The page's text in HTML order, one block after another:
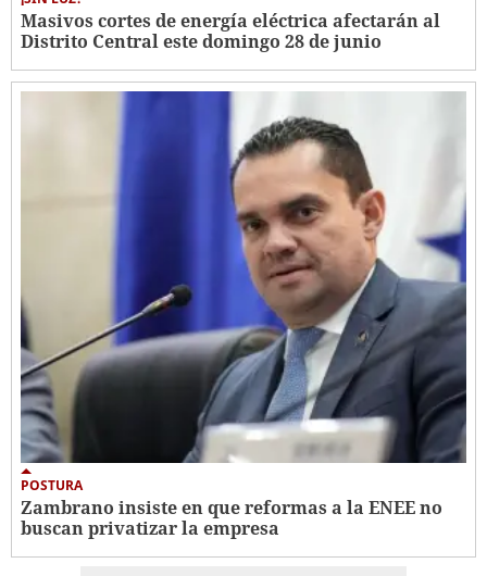
Masivos cortes de energía eléctrica afectarán al
Distrito Central este domingo 28 de junio
POSTURA
Zambrano insiste en que reformas a la ENEE no
buscan privatizar la empresa